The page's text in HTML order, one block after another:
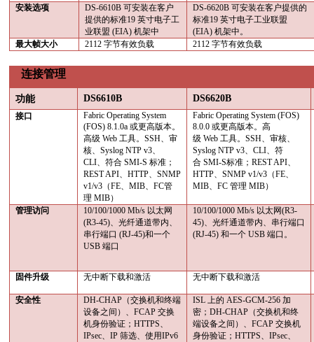
安装选项 DS-6610B 可安装在客户
提供的标准19 英寸电子工
业联盟 (EIA) 机架中
DS-6620B 可安装在客户提供的
标准19 英寸电子工业联盟
(EIA) 机架中。
最大帧大小
2112 字节有效负载 2112 字节有效负载
连接管理
功能 DS6610B DS6620B
接口
Fabric Operating System
(FOS) 8.1.0a 或更高版本。
高级 Web 工具。 SSH、审
核、 Syslog NTP v3、
CLI、符合SMI-S 标准；
REST API、 HTTP、 SNMP
v1/v3（FE、 MIB、 FC管
理 MIB）
Fabric Operating System (FOS)
8.0.0 或更高版本。高
级 Web 工具。 SSH、审核、
Syslog NTP v3、 CLI、符
合SMI-S标准； REST API、
HTTP、 SNMP v1/v3（FE、
MIB、 FC 管理 MIB）
管理访问 10/100/1000 Mb/s 以太网
(R3-45)、光纤通道带内、
串行端口 (RJ-45)和一个
USB 端口
10/100/1000 Mb/s 以太网(R3-
45)、光纤通道带内、串行端口
(RJ-45) 和一个USB 端口。
固件升级 无中断下载和激活 无中断下载和激活
安全性 DH-CHAP（交换机和终端
设备之间）、 FCAP 交换
机身份验证； HTTPS、
IPsec、 IP 筛选、使用IPv6
ISL 上的 AES-GCM-256 加
密； DH-CHAP（交换机和终
端设备之间）、 FCAP 交换机
身份验证； HTTPS、 IPsec、